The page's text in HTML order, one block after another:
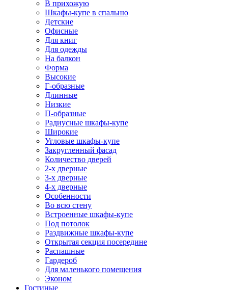
В прихожую
Шкафы-купе в спальню
Детские
Офисные
Для книг
Для одежды
На балкон
Форма
Высокие
Г-образные
Длинные
Низкие
П-образные
Радиусные шкафы-купе
Широкие
Угловые шкафы-купе
Закругленный фасад
Количество дверей
2-х дверные
3-х дверные
4-х дверные
Особенности
Во всю стену
Встроенные шкафы-купе
Под потолок
Раздвижные шкафы-купе
Открытая секция посередине
Распашные
Гардероб
Для маленького помещения
Эконом
Гостиные